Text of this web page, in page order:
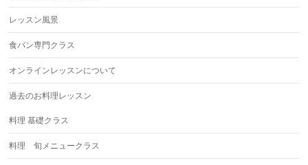
レッスン風景
食パン専門クラス
オンラインレッスンについて
過去のお料理レッスン
料理 基礎クラス
料理 旬メニュークラス